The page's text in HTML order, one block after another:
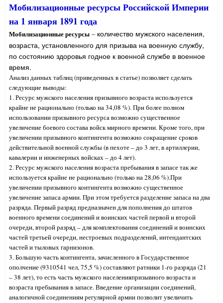
Мобилизационные ресурсы Российской Империи
на 1 января 1891 года
Мобилизационные ресурсы – количество мужского населения,
возраста, установленного для призыва на военную службу,
по состоянию здоровья годное к военной службе в военное
время.
Анализ данных таблиц (приведенных в статье) позволяет сделать
следующие выводы:
1. Ресурс мужского населения призывного возраста используется
крайне не рационально (только на 34,08 %). При более полном
использовании призывного ресурса возможно существенное
увеличение боевого состава войск мирного времени. Кроме того, при
увеличении призывного контингента возможно сокращение сроков
действительной военной службы (в пехоте – до 3 лет, в артиллерии,
кавалерии и инженерных войсках – до 4 лет).
2. Ресурс мужского населения возраста пребывания в запасе так же
используется крайне не рационально (только на 28,06 %).При
увеличении призывного контингента возможно существенное
увеличение запаса армии. При этом требуется разделение запаса на два
разряда. Первый разряд предназначен для пополнения до штатов
военного времени соединений и воинских частей первой и второй
очереди, второй разряд – для комплектования соединений и воинских
частей третьей очереди, нестроевых подразделений, интендантских
частей и тыловых гарнизонов.
3. Большую часть контингента, зачисленного в Государственное
ополчение (9310541 чел, 75,5 %) составляют ратники 1-го разряда (21
– 38 лет), то есть часть мужского населенияпризывного возраста и
возраста пребывания в запасе. Введение организации соединений,
аналогичной соединениям регулярной армии позволит увеличить